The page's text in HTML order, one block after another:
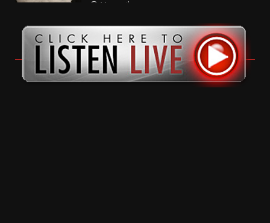
11 months ago